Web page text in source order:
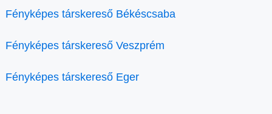
Fényképes társkereső Békéscsaba
Fényképes társkereső Veszprém
Fényképes társkereső Eger